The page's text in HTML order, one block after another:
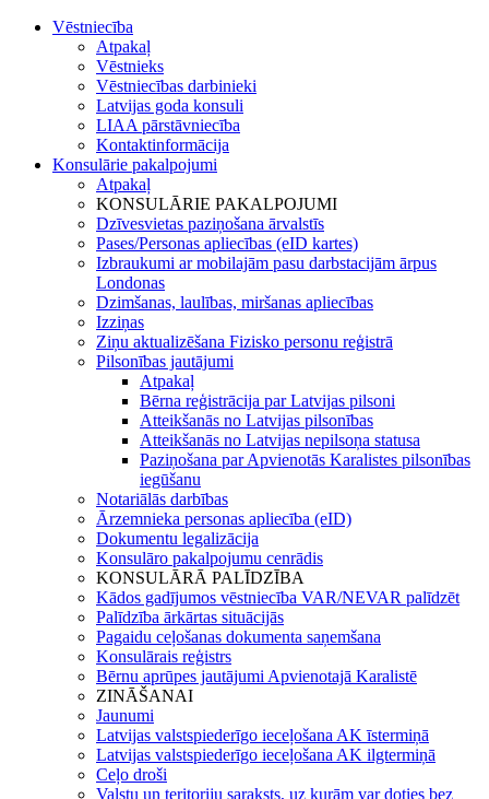
Vēstniecība
Atpakaļ
Vēstnieks
Vēstniecības darbinieki
Latvijas goda konsuli
LIAA pārstāvniecība
Kontaktinformācija
Konsulārie pakalpojumi
Atpakaļ
KONSULĀRIE PAKALPOJUMI
Dzīvesvietas paziņošana ārvalstīs
Pases/Personas apliecības (eID kartes)
Izbraukumi ar mobilajām pasu darbstacijām ārpus
Londonas
Dzimšanas, laulības, miršanas apliecības
Izziņas
Ziņu aktualizēšana Fizisko personu reģistrā
Pilsonības jautājumi
Atpakaļ
Bērna reģistrācija par Latvijas pilsoni
Atteikšanās no Latvijas pilsonības
Atteikšanās no Latvijas nepilsoņa statusa
Paziņošana par Apvienotās Karalistes pilsonības
iegūšanu
Notariālās darbības
Ārzemnieka personas apliecība (eID)
Dokumentu legalizācija
Konsulāro pakalpojumu cenrādis
KONSULĀRĀ PALĪDZĪBA
Kādos gadījumos vēstniecība VAR/NEVAR palīdzēt
Palīdzība ārkārtas situācijās
Pagaidu ceļošanas dokumenta saņemšana
Konsulārais reģistrs
Bērnu aprūpes jautājumi Apvienotajā Karalistē
ZINĀŠANAI
Jaunumi
Latvijas valstspiederīgo ieceļošana AK īstermiņā
Latvijas valstspiederīgo ieceļošana AK ilgtermiņā
Ceļo droši
Valstu un teritoriju saraksts, uz kurām var doties bez